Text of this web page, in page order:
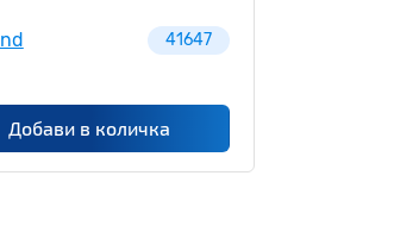
41647
Добави в количка